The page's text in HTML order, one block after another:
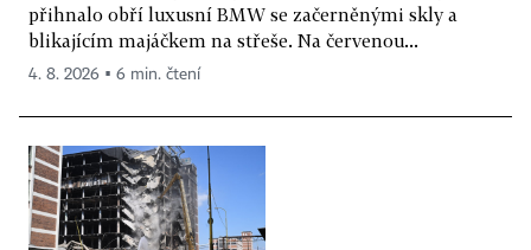
přihnalo obří luxusní BMW se začerněnými skly a
blikajícím majáčkem na střeše. Na červenou...
4. 8. 2026 ▪ 6 min. čtení